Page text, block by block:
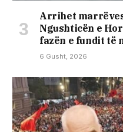
Arrihet
Ngushticën e
fazën e fundit të
6 Gusht, 2026